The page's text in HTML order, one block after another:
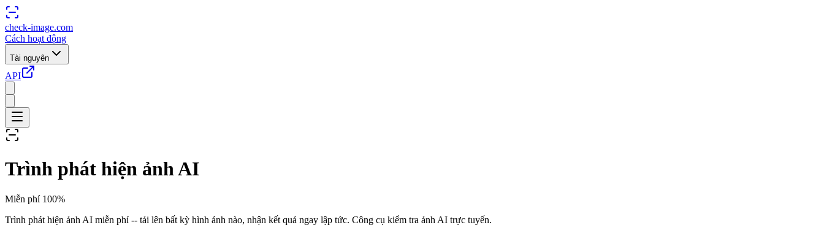
check-image.com
Cách hoạt động
Tài nguyên
API
Trình phát hiện ảnh AI
Miễn phí 100%
Trình phát hiện ảnh AI miễn phí -- tải lên bất kỳ hình ảnh nào, nhận kết quả ngay lập tức. Công cụ kiểm tra ảnh AI trực tuyến.